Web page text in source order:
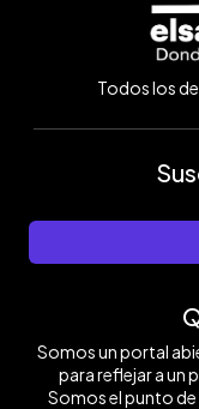
Todos los
Somos un portal
para reflejar a un
Somos el punto de